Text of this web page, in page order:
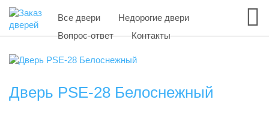
Все двери
Недорогие двери
Вопрос-ответ
Контакты
Дверь PSE-28 Белоснежный